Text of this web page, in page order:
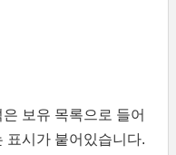
보유 목록으로 들어
표시가 붙어있습니다.